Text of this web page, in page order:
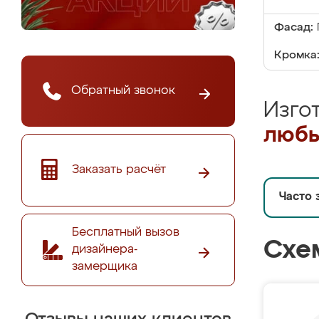
Обратный звонок
Заказать расчёт
Бесплатный вызов
дизайнера-
замерщика
Фасад:
Кромка:
Часто